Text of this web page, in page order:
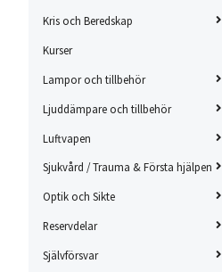
Kris och Beredskap
Kurser
Lampor och tillbehör
Ljuddämpare och tillbehör
Luftvapen
Sjukvård / Trauma & Första hjälpen
Optik och Sikte
Reservdelar
Självförsvar